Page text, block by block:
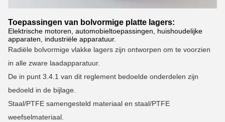
Toepassingen van bolvormige platte lagers:
Elektrische motoren, automobieltoepassingen, huishoudelijke
apparaten, industriële apparatuur.
Radiële bolvormige vlakke lagers zijn ontworpen om te voorzien
in alle zware laadapparatuur.
De in punt 3.4.1 van dit reglement bedoelde onderdelen zijn
bedoeld in de bijlage.
Staal/PTFE samengesteld materiaal en staal/PTFE
weefselmateriaal.